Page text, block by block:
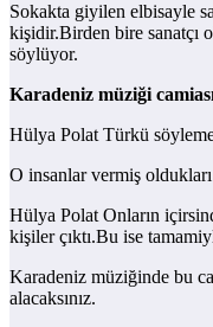
Sokakta giyilen elbisayle
kişidir.Birden bire sanatçı
söylüyor.
Karadeniz müziği
Hülya Polat Türkü
O insanlar vermiş oldukları
Hülya Polat Onların
kişiler çıktı.Bu ise
Karadeniz müziğinde bu
alacaksınız.